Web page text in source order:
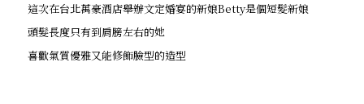
這次在台北萬豪酒店舉辦文定婚宴的新娘Betty是個短髮新娘
頭髮長度只有到肩膀左右的她
喜歡氣質優雅又能修飾臉型的造型